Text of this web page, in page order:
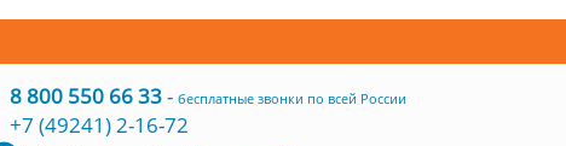
8 800 550 66 33- бесплатные звонки по всей России
+7 (49241) 2-16-72